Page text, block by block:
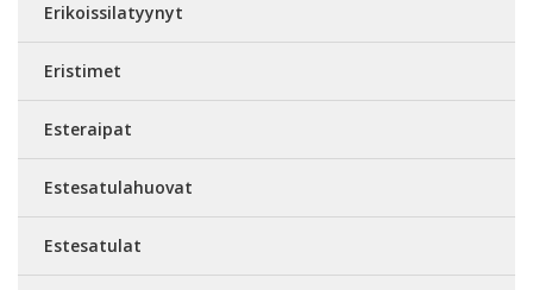
Erikoissilatyynyt
Eristimet
Esteraipat
Estesatulahuovat
Estesatulat